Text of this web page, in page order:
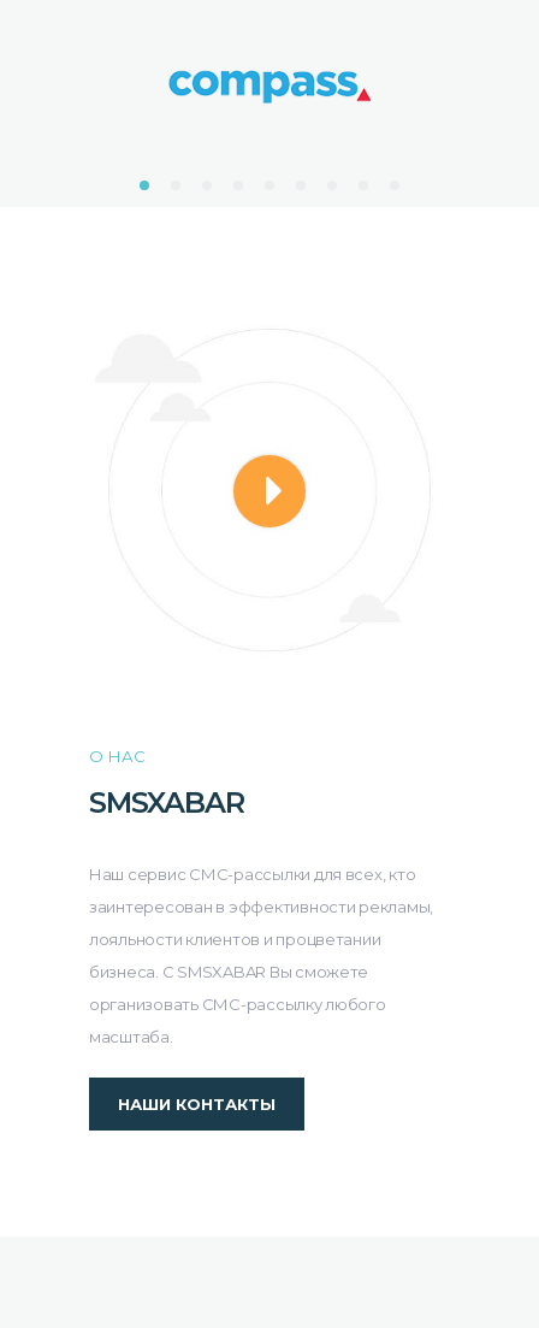
О НАС
SMSXABAR
Наш сервис СМС-рассылки для всех, кто
заинтересован в эффективности рекламы,
лояльности клиентов и процветании
бизнеса. С SMSXABAR Вы сможете
организовать СМС-рассылку любого
масштаба.
НАШИ КОНТАКТЫ